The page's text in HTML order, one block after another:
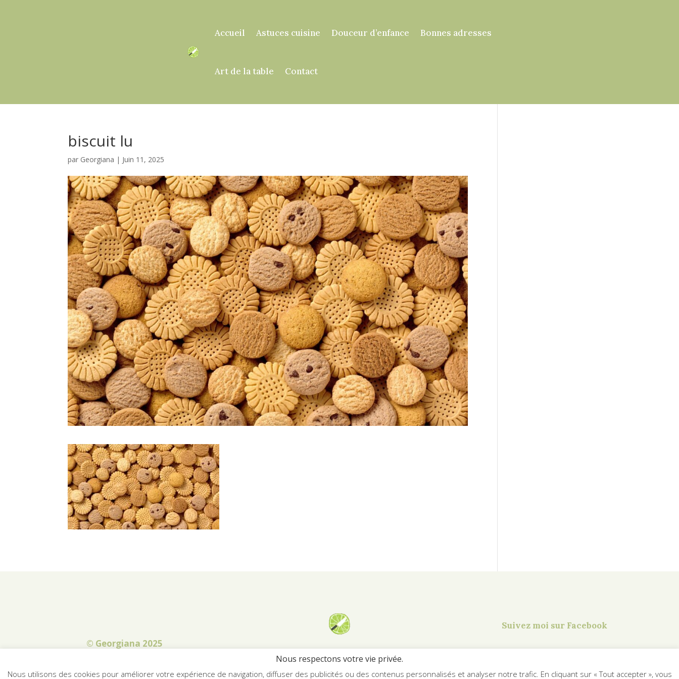
Accueil Astuces cuisine Douceur d’enfance Bonnes adresses
Art de la table Contact
biscuit lu
par Georgiana | Juin 11, 2025
© Georgiana 2025
Georgiana.fr
Suivez moi sur Facebook
Nous respectons votre vie privée.
Nous utilisons des cookies pour améliorer votre expérience de navigation, diffuser des publicités ou des contenus personnalisés et analyser notre trafic. En cliquant sur « Tout accepter », vous